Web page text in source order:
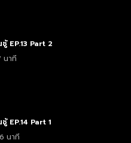
EP.13 Part 2
นาที
EP.14 Part 1
นาที